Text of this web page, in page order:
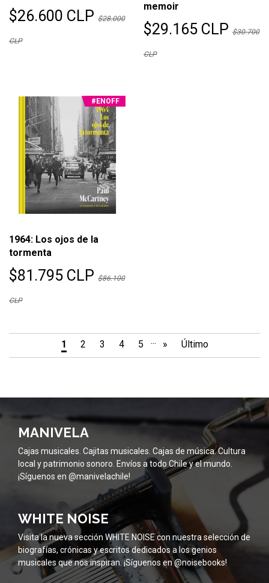
$26.600 CLP $28.000
CLP
memoir
$29.165 CLP $30.700
CLP
#ENOFF
1964: Los ojos de la
tormenta
$81.795 CLP $86.100
CLP
1 2 3 4 5 ... » Último
MANIVELA
Cajas musicales. Cajitas musicales. Cajas de música. Cultura
local y patrimonio sonoro. Envíos a todo Chile y el mundo.
¡Síguenos en @manivelachile!
WHITE NOISE
Visita la nueva sección WHITE NOISE con nuestra selección de
biografías, crónicas y escritos dedicados a los genios
musicales que nos inspiran. ¡Síguenos en @noisebooks!